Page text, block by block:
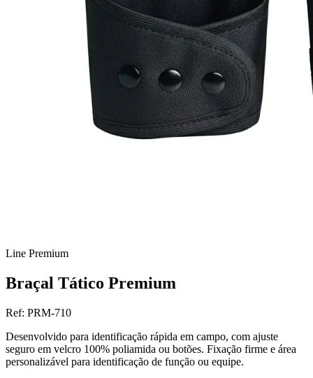
Line Premium
Braçal Tático Premium
Ref: PRM-710
Desenvolvido para identificação rápida em campo, com ajuste
seguro em velcro 100% poliamida ou botões. Fixação firme e área
personalizável para identificação de função ou equipe.